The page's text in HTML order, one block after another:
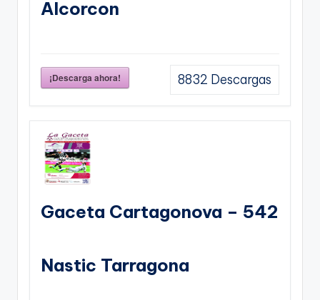
Alcorcon
¡Descarga ahora! 8832 Descargas
Gaceta Cartagonova – 542
Nastic Tarragona